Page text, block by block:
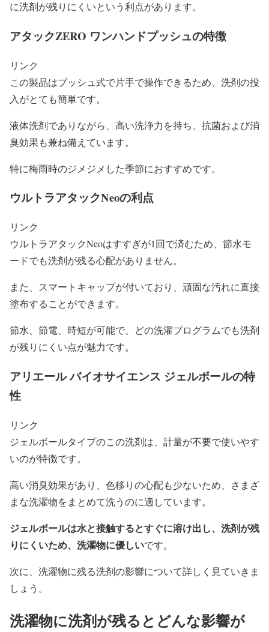
に洗剤が残りにくいという利点があります。
アタックZERO ワンハンドプッシュの特徴
リンク
この製品はプッシュ式で片手で操作できるため、洗剤の投
入がとても簡単です。
液体洗剤でありながら、高い洗浄力を持ち、抗菌および消
臭効果も兼ね備えています。
特に梅雨時のジメジメした季節におすすめです。
ウルトラアタックNeoの利点
リンク
ウルトラアタックNeoはすすぎが1回で済むため、節水モ
ードでも洗剤が残る心配がありません。
また、スマートキャップが付いており、頑固な汚れに直接
塗布することができます。
節水、節電、時短が可能で、どの洗濯プログラムでも洗剤
が残りにくい点が魅力です。
アリエール バイオサイエンス ジェルボールの特
性
リンク
ジェルボールタイプのこの洗剤は、計量が不要で使いやす
いのが特徴です。
高い消臭効果があり、色移りの心配も少ないため、さまざ
まな洗濯物をまとめて洗うのに適しています。
ジェルボールは水と接触するとすぐに溶け出し、洗剤が残
りにくいため、洗濯物に優しいです。
次に、洗濯物に残る洗剤の影響について詳しく見ていきま
しょう。
洗濯物に洗剤が残るとどんな影響が